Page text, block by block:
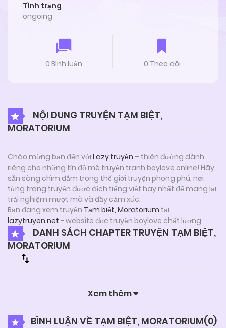
Tình trạng
ongoing
0 Bình luận 0 Theo dõi
NỘI DUNG TRUYỆN TẠM BIỆT,
MORATORIUM
Chào mừng bạn đến với Lazy truyện – thiên đường dành
riêng cho những tín đồ mê truyện tranh boylove online! Hãy
sẵn sàng chìm đắm trong thế giới truyện phong phú, nơi
từng trang truyện được dịch tiếng việt hay nhất để mang lại
trải nghiệm mượt mà và đầy cảm xúc.
Bạn đang xem truyện Tạm biệt, Moratorium tại
lazytruyen.net - website đọc truyện boylove chất lượng
DANH SÁCH CHAPTER TRUYỆN TẠM BIỆT,
MORATORIUM
Xem thêm
BÌNH LUẬN VỀ TẠM BIỆT, MORATORIUM(0)